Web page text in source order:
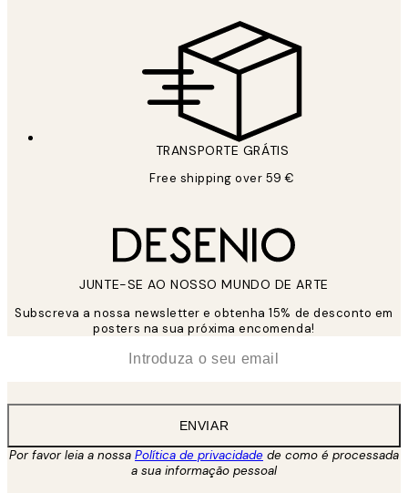
TRANSPORTE GRÁTIS
Free shipping over 59 €
JUNTE-SE AO NOSSO MUNDO DE ARTE
Subscreva a nossa newsletter e obtenha 15% de desconto em
posters na sua próxima encomenda!
ENVIAR
Por favor leia a nossa Política de privacidade de como é processada
a sua informação pessoal